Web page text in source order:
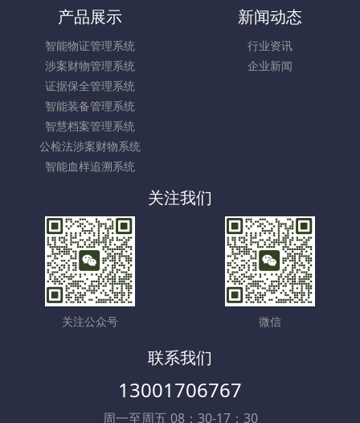
产品展示
智能物证管理系统
涉案财物管理系统
证据保全管理系统
智能装备管理系统
智慧档案管理系统
公检法涉案财物系统
智能血样追溯系统
新闻动态
行业资讯
企业新闻
关注我们
关注公众号 微信
联系我们
13001706767
周一至周五 08：30-17：30